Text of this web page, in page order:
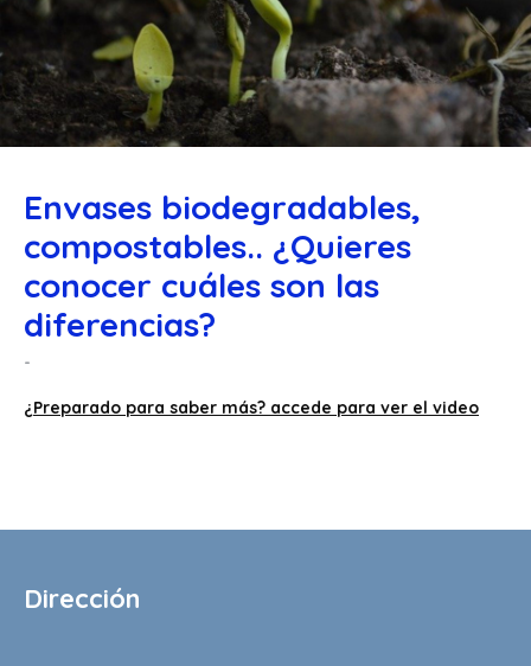
Envases biodegradables,
compostables.. ¿Quieres
conocer cuáles son las
diferencias?
¿Preparado para saber más? accede para ver el video
Dirección